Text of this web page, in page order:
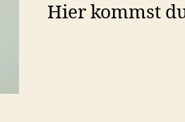
Hier kommst